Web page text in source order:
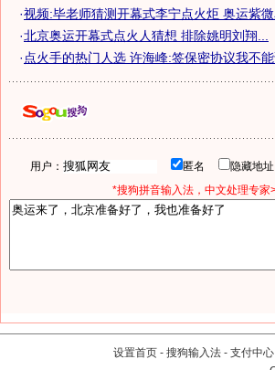
·视频:毕老师猜测开幕式李宁点火炬 奥运紫
·北京奥运开幕式点火人猜想 排除姚明刘翔...
· 点火手的热门人选 许海峰:签保密协议我不
用户： 匿名 隐藏地
*搜狗拼音输入法，中文处理专家
设置首页 - 搜狗输入法 - 支付中心